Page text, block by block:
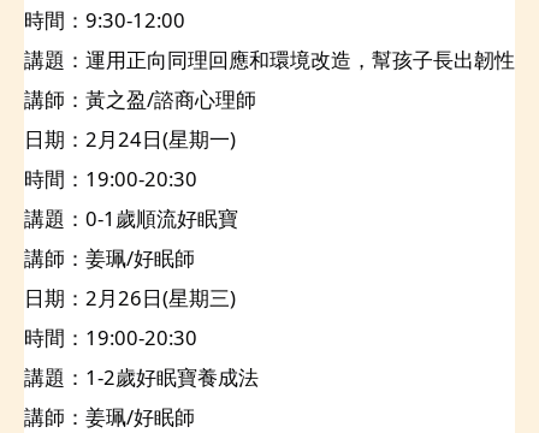
時間：9:30-12:00
講題：運用正向同理回應和環境改造，幫孩子長出韌性
講師：黃之盈/諮商心理師
日期：2月24日(星期一)
時間：19:00-20:30
講題：0-1歲順流好眠寶
講師：姜珮/好眠師
日期：2月26日(星期三)
時間：19:00-20:30
講題：1-2歲好眠寶養成法
講師：姜珮/好眠師